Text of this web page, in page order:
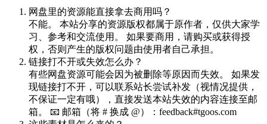
网盘里的资源能直接拿去商用吗？
不能。 本站分享的资源版权都属于原作者，仅供大家学
习、参考和交流使用。 如果要商用，请购买或获得授
权，否则产生的版权问题由使用者自己承担。
链接打不开或失效怎么办？
有些网盘资源可能会因为被删除等原因而失效。 如果发
现链接打不开，可以联系站长尝试补发（视情况提供，
不保证一定有哦），直接发送本站失效的内容连接至邮
箱。 📧 邮箱（将 # 换成 @）：feedback#tgoos.com